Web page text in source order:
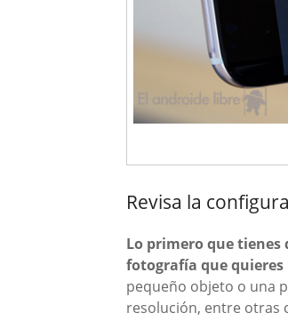
Revisa la
Lo primero que tienes
fotografía que quieres
pequeño objeto o una
resolución, entre otras